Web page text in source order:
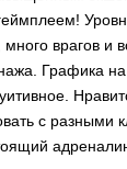
врагов и
Графика
с разными